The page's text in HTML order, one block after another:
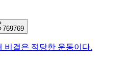
769769
비결은 적당한 운동이다.